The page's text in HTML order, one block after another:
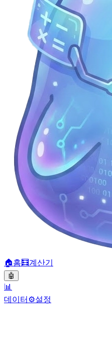
🏠홈🧮계산기
🤖
📊
데이터 ⚙️설정